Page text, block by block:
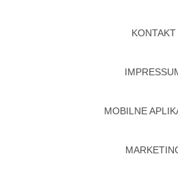
KONTAKT
MOBILNE